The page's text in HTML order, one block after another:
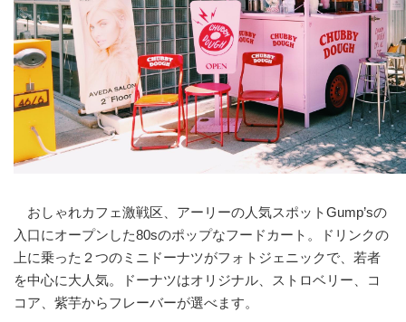
おしゃれカフェ激戦区、アーリーの人気スポットGump’sの
入口にオープンした80sのポップなフードカート。ドリンクの
上に乗った２つのミニドーナツがフォトジェニックで、若者
を中心に大人気。ドーナツはオリジナル、ストロベリー、コ
コア、紫芋からフレーバーが選べます。